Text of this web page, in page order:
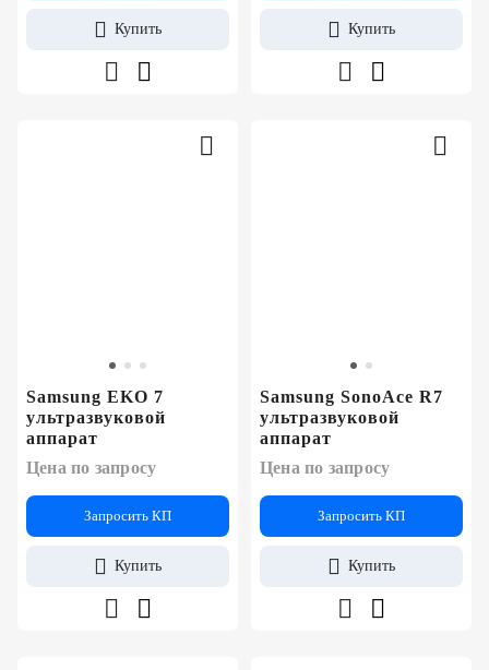
Купить Купить
Samsung EKO 7
ультразвуковой
аппарат
Цена по запросу
Запросить КП
Купить
Samsung SonoAce R7
ультразвуковой
аппарат
Цена по запросу
Запросить КП
Купить